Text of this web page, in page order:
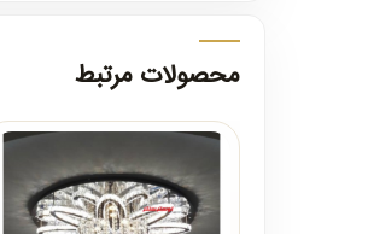
محصولات مرتبط